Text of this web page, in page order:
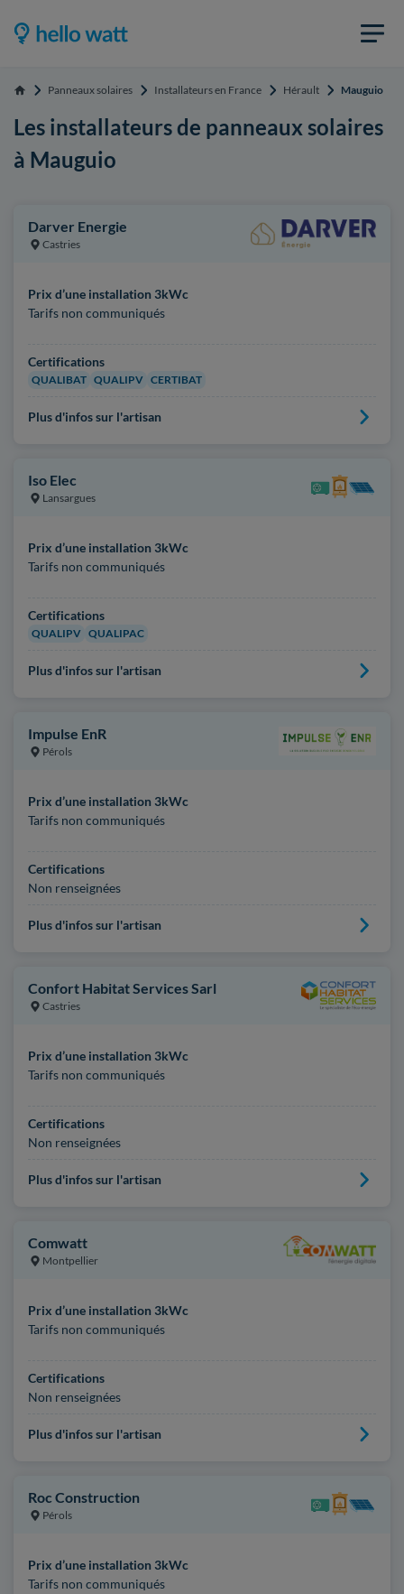
Accueil Panneaux solaires Installateurs en France Hérault Mauguio
Les installateurs de panneaux solaires
à Mauguio
Darver Energie
Castries
Prix d’une installation 3kWc
Tarifs non communiqués
Certifications
QUALIBAT QUALIPV CERTIBAT
Plus d'infos sur l'artisan
Iso Elec
Lansargues
Prix d’une installation 3kWc
Tarifs non communiqués
Certifications
QUALIPV QUALIPAC
Plus d'infos sur l'artisan
Impulse EnR
Pérols
Prix d’une installation 3kWc
Tarifs non communiqués
Certifications
Non renseignées
Plus d'infos sur l'artisan
Confort Habitat Services Sarl
Castries
Prix d’une installation 3kWc
Tarifs non communiqués
Certifications
Non renseignées
Plus d'infos sur l'artisan
Comwatt
Montpellier
Prix d’une installation 3kWc
Tarifs non communiqués
Certifications
Non renseignées
Plus d'infos sur l'artisan
Roc Construction
Pérols
Prix d’une installation 3kWc
Tarifs non communiqués